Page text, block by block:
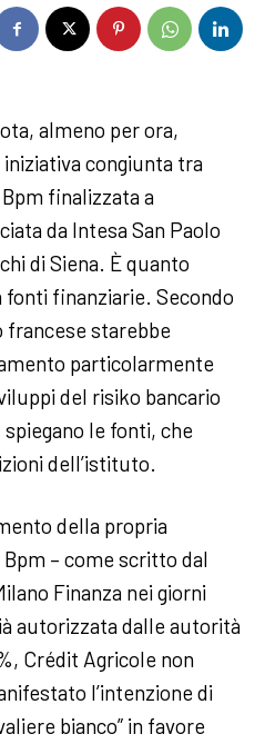
almeno per ora,
congiunta tra
finalizzata a
da Intesa San Paolo
di Siena. È quanto
finanziarie. Secondo
starebbe
particolarmente
del risiko bancario
le fonti, che
dell’istituto.
della propria
– come scritto dal
Finanza nei giorni
autorizzata dalle autorità
Crédit Agricole non
l’intenzione di
bianco” in favore